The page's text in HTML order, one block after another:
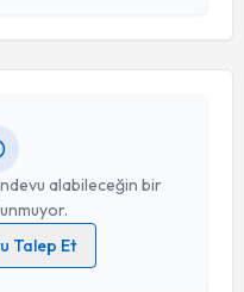
alabileceğin bir
Talep Et
ilişkinAydınlatma Metni